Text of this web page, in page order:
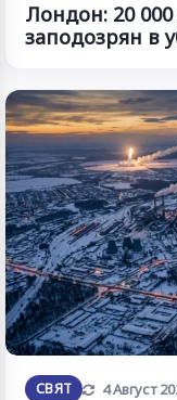
Лондон: 20
заподозрян в
СВЯТ Обновена
4 Август